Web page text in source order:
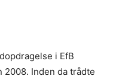
i EfB
2008. Inden da trådte